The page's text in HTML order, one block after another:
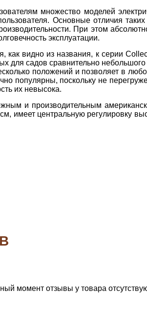
множество моделей
Основные отличия
При этом
эксплуатации.
видно из названия, к серии
для садов сравнительно
положений и позволяет в
популярны, поскольку не
их невысока.
и производительным
имеет центральную регулировку
момент отзывы у товара